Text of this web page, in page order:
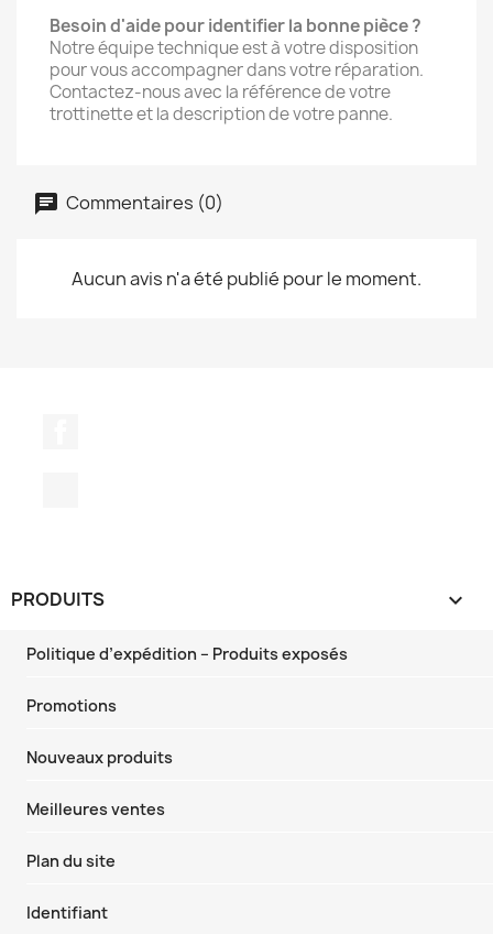
Besoin d'aide pour identifier la bonne pièce ?
Notre équipe technique est à votre disposition
pour vous accompagner dans votre réparation.
Contactez-nous avec la référence de votre
trottinette et la description de votre panne.
Commentaires (0)
Aucun avis n'a été publié pour le moment.
PRODUITS 
Politique d’expédition – Produits exposés
Promotions
Nouveaux produits
Meilleures ventes
Plan du site
Identifiant